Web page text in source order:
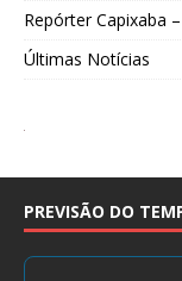
Repórter Capixaba
Últimas Notícias
PREVISÃO DO